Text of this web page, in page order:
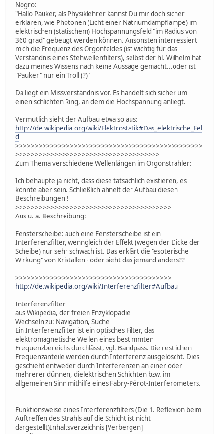
Nogro:
"Hallo Pauker, als Physiklehrer kannst Du mir doch sicher
erklären, wie Photonen (Licht einer Natriumdampflampe) im
elektrischen (statischem) Hochspannungsfeld "im Radius von
360 grad" gebeugt werden können. Ansonsten interressiert
mich die Frequenz des Orgonfeldes (ist wichtig für das
Verständnis eines Stehwellenfilters), selbst der hl. Wilhelm hat
dazu meines Wissens nach keine Aussage gemacht...oder ist
"Pauker" nur ein Troll (?)"
Da liegt ein Missverständnis vor. Es handelt sich sicher um
einen schlichten Ring, an dem die Hochspannung anliegt.
Vermutlich sieht der Aufbau etwa so aus:
http://de.wikipedia.org/wiki/Elektrostatik#Das_elektrische_Fel
d
>>>>>>>>>>>>>>>>>>>>>>>>>>>>>>>>>>>>>>>>>>>>>>>>
>>>>>>>>>>>>>>>>>>>>>>>>>>>>>>>>>>>>>
Zum Thema verschiedene Wellenlängen im Orgonstrahler:
Ich behaupte ja nicht, dass diese tatsächlich existieren, es
könnte aber sein. Schließlich ähnelt der Aufbau diesen
Beschreibungen!!
>>>>>>>>>>>>>>>>>>>>>>>>>>>>>>>>>>>>>>>>
Aus u. a. Beschreibung:
Fensterscheibe: auch eine Fensterscheibe ist ein
Interferenzfilter, wenngleich der Effekt (wegen der Dicke der
Scheibe) nur sehr schwach ist. Das erklärt die "esoterische
Wirkung" von Kristallen - oder sieht das jemand anders??
>>>>>>>>>>>>>>>>>>>>>>>>>>>>>>>>>>>>>>>>
http://de.wikipedia.org/wiki/Interferenzfilter#Aufbau
Interferenzfilter
aus Wikipedia, der freien Enzyklopädie
Wechseln zu: Navigation, Suche
Ein Interferenzfilter ist ein optisches Filter, das
elektromagnetische Wellen eines bestimmten
Frequenzbereichs durchlässt, vgl. Bandpass. Die restlichen
Frequenzanteile werden durch Interferenz ausgelöscht. Dies
geschieht entweder durch Interferenzen an einer oder
mehrerer dünnen, dielektrischen Schichten bzw. im
allgemeinen Sinn mithilfe eines Fabry-Pérot-Interferometers.
Funktionsweise eines Interferenzfilters (Die 1. Reflexion beim
Auftreffen des Strahls auf die Schicht ist nicht
dargestellt)Inhaltsverzeichnis [Verbergen]